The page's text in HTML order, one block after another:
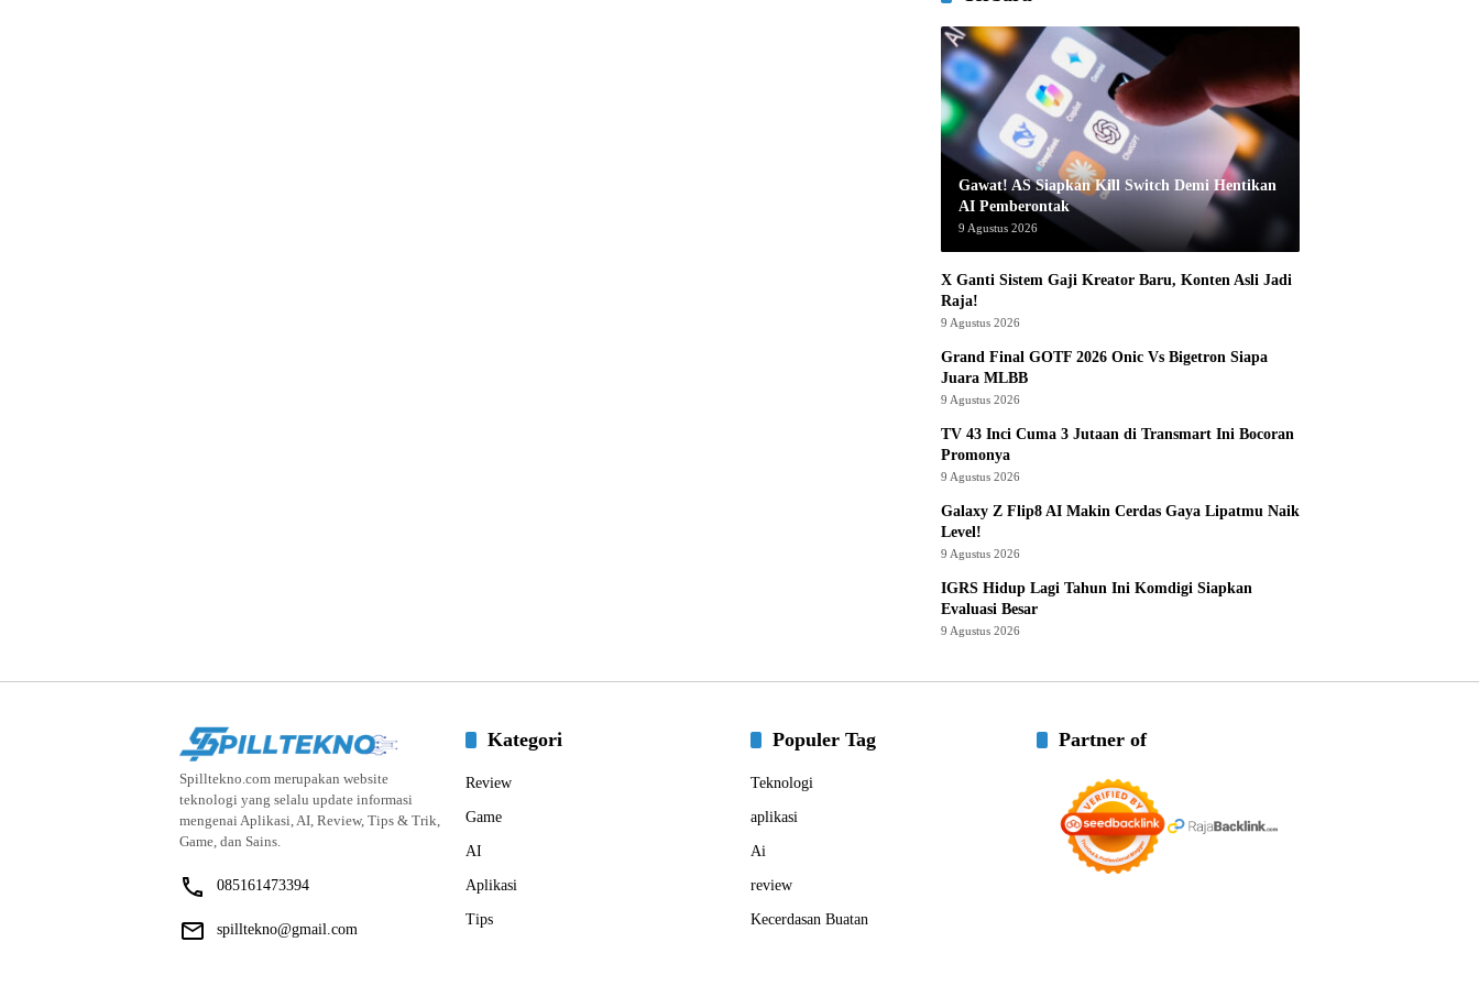
Gawat! AS Siapkan Kill Switch Demi Hentikan
AI Pemberontak
9 Agustus 2026
X Ganti Sistem Gaji Kreator Baru, Konten Asli Jadi
Raja!
9 Agustus 2026
Grand Final GOTF 2026 Onic Vs Bigetron Siapa
Juara MLBB
9 Agustus 2026
TV 43 Inci Cuma 3 Jutaan di Transmart Ini Bocoran
Promonya
9 Agustus 2026
Galaxy Z Flip8 AI Makin Cerdas Gaya Lipatmu Naik
Level!
9 Agustus 2026
IGRS Hidup Lagi Tahun Ini Komdigi Siapkan
Evaluasi Besar
9 Agustus 2026
Spilltekno.com merupakan website
teknologi yang selalu update informasi
mengenai Aplikasi, AI, Review, Tips & Trik,
Game, dan Sains.
085161473394
spilltekno@gmail.com
Kategori
Review
Game
AI
Aplikasi
Tips
Populer Tag
Teknologi
aplikasi
Ai
review
Kecerdasan Buatan
Partner of